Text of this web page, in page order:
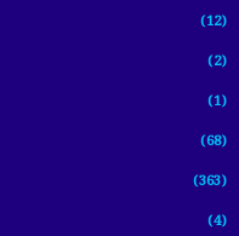
(12)
(2)
(1)
(68)
(363)
(4)